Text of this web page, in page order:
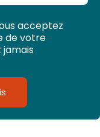
acceptez
de votre
jamais